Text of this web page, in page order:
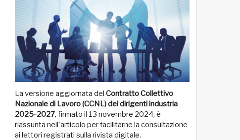
La versione aggiornata del Contratto Collettivo
Nazionale di Lavoro (CCNL) dei dirigenti industria
2025-2027, firmato il 13 novembre 2024, è
riassunta nell'articolo per facilitarne la consultazione
ai lettori registrati sulla rivista digitale.